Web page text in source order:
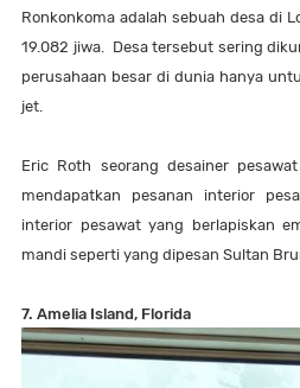
Ronkonkoma adalah sebuah desa di
19.082 jiwa. Desa tersebut sering
perusahaan besar di dunia hanya
jet.
Eric Roth seorang desainer
mendapatkan pesanan interior
interior pesawat yang berlapiskan
mandi seperti yang dipesan Sultan
7. Amelia Island, Florida